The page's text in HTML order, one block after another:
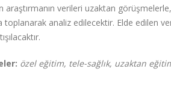
verileri uzaktan görüşmelerle,
toplanarak analiz edilecektir. Elde edilen
özel eğitim, tele-sağlık, uzaktan